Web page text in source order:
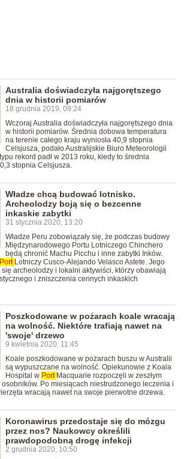
Australia doświadczyła najgorętszego
dnia w historii pomiarów
18 grudnia 2019, 09:24
Wczoraj Australia doświadczyła najgorętszego dnia
w historii pomiarów. Średnia dobowa temperatura
na terenie całego kraju wyniosła 40,9 stopnia
Celsjusza, podało Australijskie Biuro Meteorologii
rekord padł w 2013 roku, kiedy to średnia
stopnia Celsjusza.
Władze chcą budować lotnisko.
Archeolodzy boją się o bezcenne
inkaskie zabytki
31 stycznia 2020, 13:20
Władze Peru zobowiązały się, że podczas budowy
Międzynarodowego Portu Lotniczego Chinchero
będą chronić Machu Picchu i inne zabytki Inków.
Port Lotniczy Cusco-Alejando Velasco Astete. Jego
archeolodzy i lokalni aktywiści, którzy obawiają
i zniszczenia cennych inkaskich
Poszkodowane w pożarach koale wracają
na wolność. Niektóre trafiają nawet na
'swoje' drzewo
9 kwietnia 2020, 11:45
Koale poszkodowane w pożarach buszu w Australii
są wypuszczane na wolność. Opiekunowie z Koala
Hospital w Port Macquarie rozpoczęli w zeszłym
Po miesiącach niestrudzonego leczenia i
wracają nawet na swoje pierwotne drzewa.
Koronawirus przedostaje się do mózgu
przez nos? Naukowcy określili
prawdopodobną drogę infekcji
2 grudnia 2020, 10:50